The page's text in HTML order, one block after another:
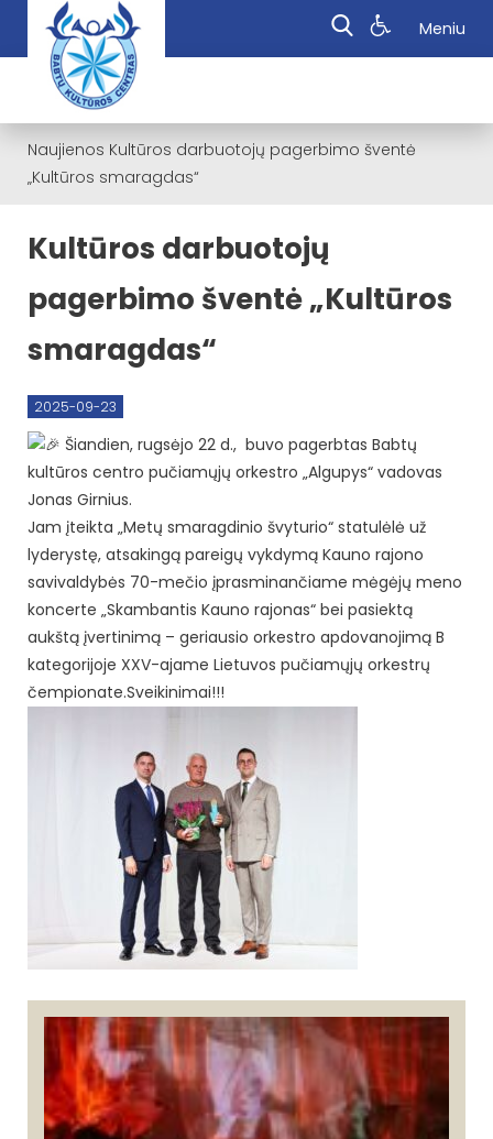
Meniu
Naujienos Kultūros darbuotojų pagerbimo šventė
„Kultūros smaragdas“
Kultūros darbuotojų
pagerbimo šventė „Kultūros
smaragdas“
2025-09-23
Šiandien, rugsėjo 22 d., buvo pagerbtas Babtų
kultūros centro pučiamųjų orkestro „Algupys“ vadovas
Jonas Girnius.
Jam įteikta „Metų smaragdinio švyturio“ statulėlė už
lyderystę, atsakingą pareigų vykdymą Kauno rajono
savivaldybės 70-mečio įprasminančiame mėgėjų meno
koncerte „Skambantis Kauno rajonas“ bei pasiektą
aukštą įvertinimą – geriausio orkestro apdovanojimą B
kategorijoje XXV-ajame Lietuvos pučiamųjų orkestrų
čempionate.Sveikinimai!!!